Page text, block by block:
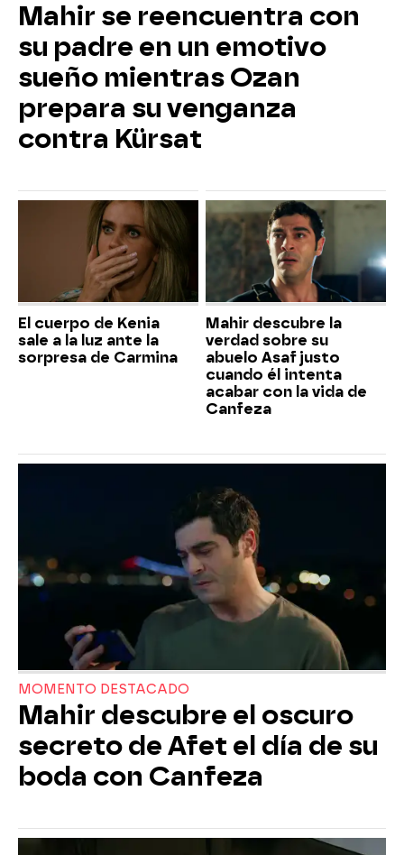
Mahir se reencuentra con
su padre en un emotivo
sueño mientras Ozan
prepara su venganza
contra Kürsat
El cuerpo de Kenia
sale a la luz ante la
sorpresa de Carmina
Mahir descubre la
verdad sobre su
abuelo Asaf justo
cuando él intenta
acabar con la vida de
Canfeza
MOMENTO DESTACADO
Mahir descubre el oscuro
secreto de Afet el día de su
boda con Canfeza